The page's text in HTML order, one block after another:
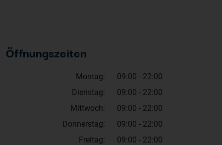
Öffnungszeiten
Montag:
09:00 - 22:00
Dienstag:
09:00 - 22:00
Mittwoch:
09:00 - 22:00
Donnerstag:
09:00 - 22:00
Freitag:
09:00 - 22:00